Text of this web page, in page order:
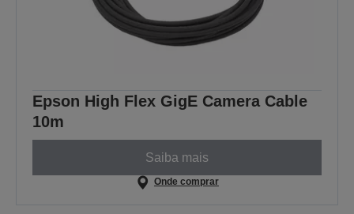
Epson High Flex GigE Camera Cable
10m
Saiba mais
Onde comprar